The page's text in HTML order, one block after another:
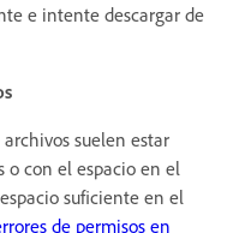
e intente descargar de
suelen estar
o con el espacio en el
suficiente en el
de permisos en